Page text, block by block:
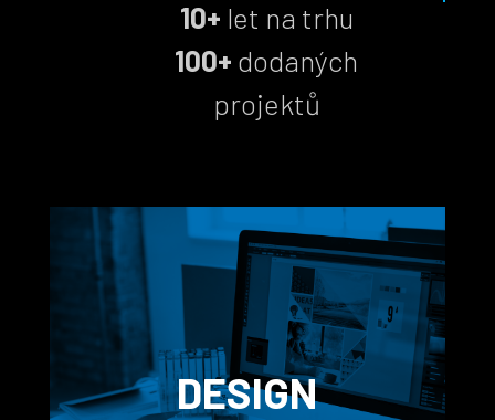
10+ let na trhu
100+ dodaných
projektů
DESIGN